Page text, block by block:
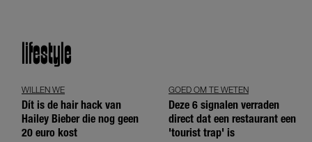
lifestyle
WILLEN WE
Dít is de hair hack van
Hailey Bieber die nog geen
20 euro kost
GOED OM TE WETEN
Deze 6 signalen verraden
direct dat een restaurant een
'tourist trap' is